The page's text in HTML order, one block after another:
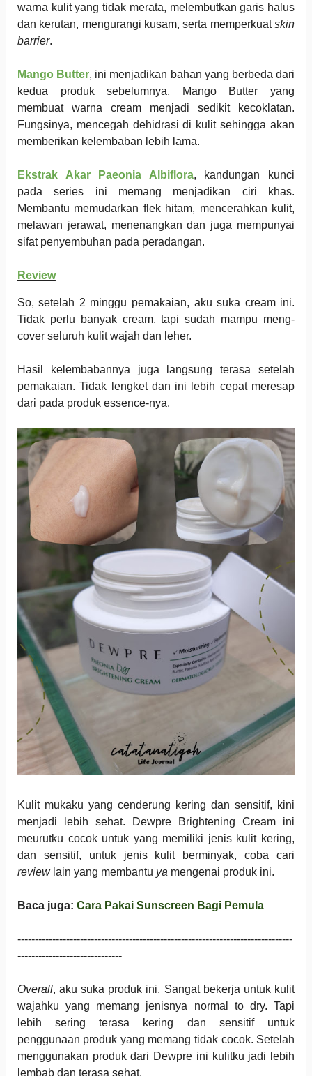
warna kulit yang tidak merata, melembutkan garis halus
dan kerutan, mengurangi kusam, serta memperkuatskin
barrier.
Mango Butter, ini menjadikan bahan yang berbeda dari
kedua produk sebelumnya. Mango Butter yang
membuat warna cream menjadi sedikit kecoklatan.
Fungsinya, mencegah dehidrasi di kulit sehingga akan
memberikan kelembaban lebih lama.
Ekstrak Akar Paeonia Albiflora, kandungan kunci
pada series ini memang menjadikan ciri khas.
Membantu memudarkan flek hitam, mencerahkan kulit,
melawan jerawat, menenangkan dan juga mempunyai
sifat penyembuhan pada peradangan.
Review
So, setelah 2 minggu pemakaian, aku suka cream ini.
Tidak perlu banyak cream, tapi sudah mampu meng-
cover seluruh kulit wajah dan leher.
Hasil kelembabannya juga langsung terasa setelah
pemakaian. Tidak lengket dan ini lebih cepat meresap
dari pada produk essence-nya.
Kulit mukaku yang cenderung kering dan sensitif, kini
menjadi lebih sehat. Dewpre Brightening Cream ini
meurutku cocok untuk yang memiliki jenis kulit kering,
dan sensitif, untuk jenis kulit berminyak, coba cari
reviewlain yang membantu ya mengenai produk ini.
Baca juga: Cara Pakai Sunscreen Bagi Pemula
-------------------------------------------------------------------------------
------------------------------
Overall, aku suka produk ini. Sangat bekerja untuk kulit
wajahku yang memang jenisnya normal to dry. Tapi
lebih sering terasa kering dan sensitif untuk
penggunaan produk yang memang tidak cocok. Setelah
menggunakan produk dari Dewpre ini kulitku jadi lebih
lembab dan terasa sehat.